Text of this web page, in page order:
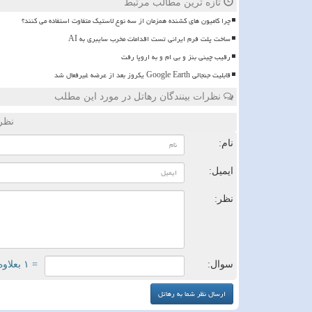
تازه ترین مطالب مرتبط
چرا کامیون های کشنده همزمان از سه نوع لاستیک متفاوت استفاده می کنند؟
ساخت پلت فرم ایرانی تست اقدامات مخرب سایبری به AI
رقیب چینی بنز و بی ام و به اروپا رفت
قابلیت جنجالی Google Earth یکروز بعد از عرضه غیرفعال شد
نظرات بینندگان رهاتل در مورد این مطلب
نام:
ایمیل:
نظر:
سوال: = ۱ بعلاوه ۲